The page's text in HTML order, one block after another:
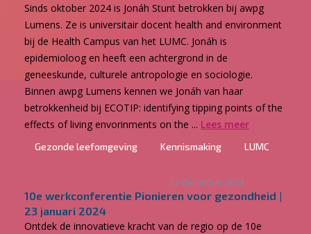
Sinds oktober 2024 is Jonáh Stunt betrokken bij awpg
Lumens. Ze is universitair docent health and environment
bij de Health Campus van het LUMC. Jonáh is
epidemioloog en heeft een achtergrond in de
geneeskunde, culturele antropologie en sociologie.
Binnen awpg Lumens kennen we Jonáh van haar
betrokkenheid bij ECOTIP: identifying tipping points of the
effects of living envorinments on the ... Lees meer
Gezonde leefomgeving Kennismaking LUMC
22 december 2023
10e werkconferentie Pionieren voor gezondheid |
23 januari 2024
Ontdek de innovatieve kracht van de regio op de 10e